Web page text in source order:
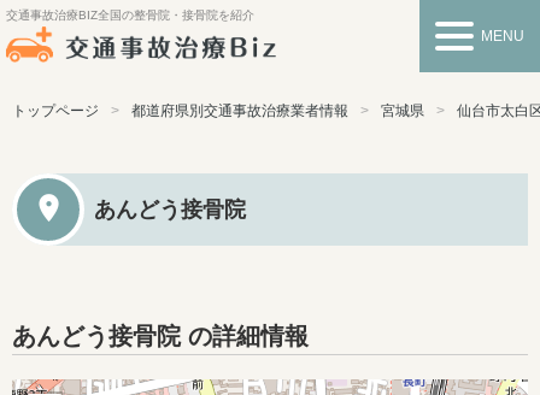
交通事故治療BIZ全国の整骨院・接骨院を紹介
MENU
トップページ 都道府県別交通事故治療業者情報 宮城県 仙台市太白
あんどう接骨院
あんどう接骨院 の詳細情報